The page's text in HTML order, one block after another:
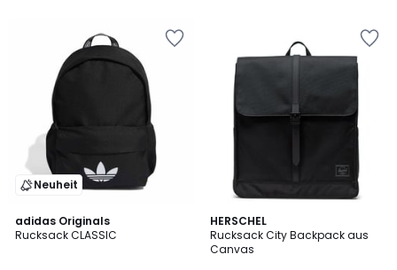
Neuheit
adidas Originals
Rucksack CLASSIC
4.6
/ 5
HERSCHEL
Rucksack City Backpack aus
Canvas
4.5
/ 5